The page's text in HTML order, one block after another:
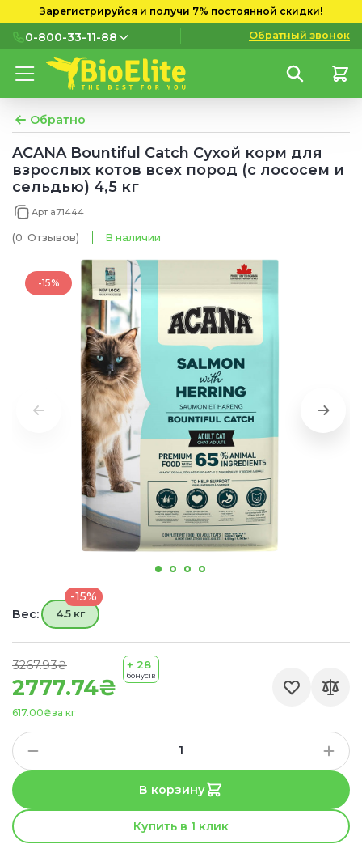
Зарегистрируйся и получи 7% постоянной скидки!
0-800-33-11-88
0-800-33-11-88
мобильных номеров
(097) 133 11 88
(095) 133 11 88
(073) 133 11 88
Обратный звонок
Обратно
ACANA Bountiful Catch Сухой корм для
взрослых котов всех пород (с лососем и
сельдью) 4,5 кг
Арт a71444
(0 Отзывов) В наличии
-15%
2777.74₴
3267.93₴
за кг
617.00₴
+ 28
бонусів
Вес:
-15%
4.5 кг
В корзину
Купить в 1 клик